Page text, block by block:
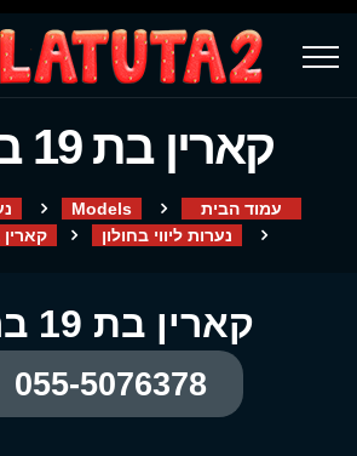
קארין בת 19 בחולון
עמוד הבית Models
נערות ליווי בחולון
קארין בת
קארין בת 19 בחולון
055-5076378